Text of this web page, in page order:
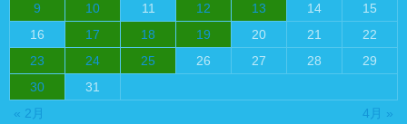
9
10 11 12 13 14
15
16
17 18 19 20 21
22
23
24 25 26 27 28
29
30
31
« 2月
4月 »